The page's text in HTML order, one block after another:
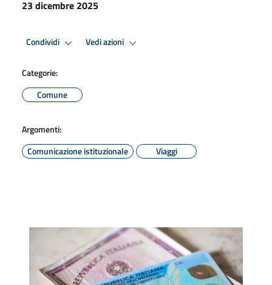
23 dicembre 2025
Condividi Vedi azioni
Categorie:
Comune
Argomenti:
Comunicazione istituzionale
Viaggi